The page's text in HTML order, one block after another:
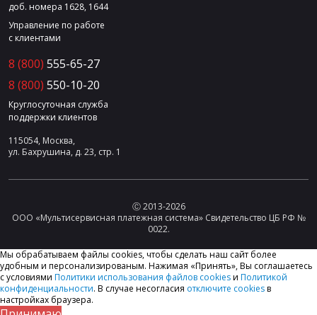
доб. номера 1628, 1644
Управление по работе
с клиентами
8 (800) 555-65-27
8 (800) 550-10-20
Круглосуточная служба
поддержки клиентов
115054, Москва,
ул. Бахрушина, д. 23, стр. 1
Ⓒ 2013-2026
ООО «Мультисервисная платежная система» Свидетельство ЦБ РФ №
0022.
Мы обрабатываем файлы cookies, чтобы сделать наш сайт более
удобным и персонализированым. Нажимая «Принять», Вы соглашаетесь
с условиями Политики использования файлов cookiesи Политикой
конфиденциальности. В случае несогласия отключите cookiesв
настройках браузера.